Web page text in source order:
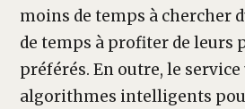
moins de temps à chercher
de temps à profiter de leurs
préférés. En outre, le
algorithmes intelligents